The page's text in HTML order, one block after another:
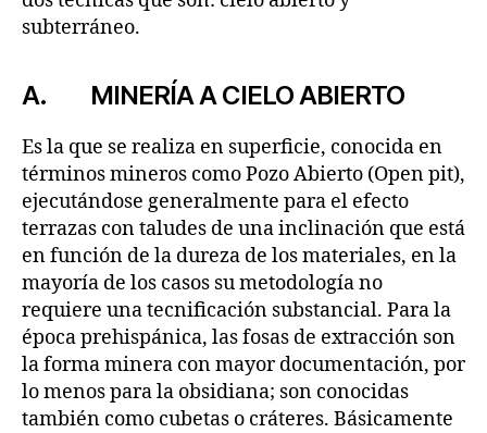
subterráneo.
A. MINERÍA A CIELO ABIERTO
Es la que se realiza en superficie, conocida en
términos mineros como Pozo Abierto (Open pit),
ejecutándose generalmente para el efecto
terrazas con taludes de una inclinación que está
en función de la dureza de los materiales, en la
mayoría de los casos su metodología no
requiere una tecnificación substancial. Para la
época prehispánica, las fosas de extracción son
la forma minera con mayor documentación, por
lo menos para la obsidiana; son conocidas
también como cubetas o cráteres. Básicamente